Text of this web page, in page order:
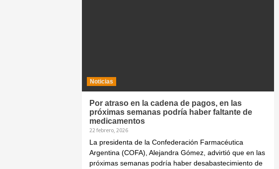
Noticias
Por atraso en la cadena de pagos, en las
próximas semanas podría haber faltante de
medicamentos
22 febrero, 2026
La presidenta de la Confederación Farmacéutica
Argentina (COFA), Alejandra Gómez, advirtió que en las
próximas semanas podría haber desabastecimiento de